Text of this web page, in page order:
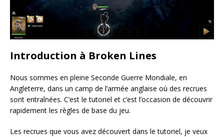
Introduction à Broken Lines
Nous sommes en pleine Seconde Guerre Mondiale, en
Angleterre, dans un camp de l’armée anglaise où des recrues
sont entraînées. C’est le tutoriel et c’est l’occasion de découvrir
rapidement les règles de base du jeu.
Les recrues que vous avez découvert dans le tutoriel, je veux